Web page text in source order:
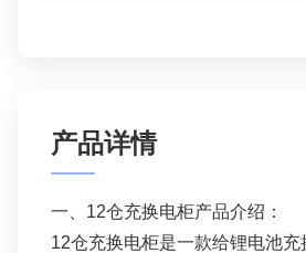
产品详情
一、12仓充换电柜产品介绍：
12仓充换电柜是一款给锂电池